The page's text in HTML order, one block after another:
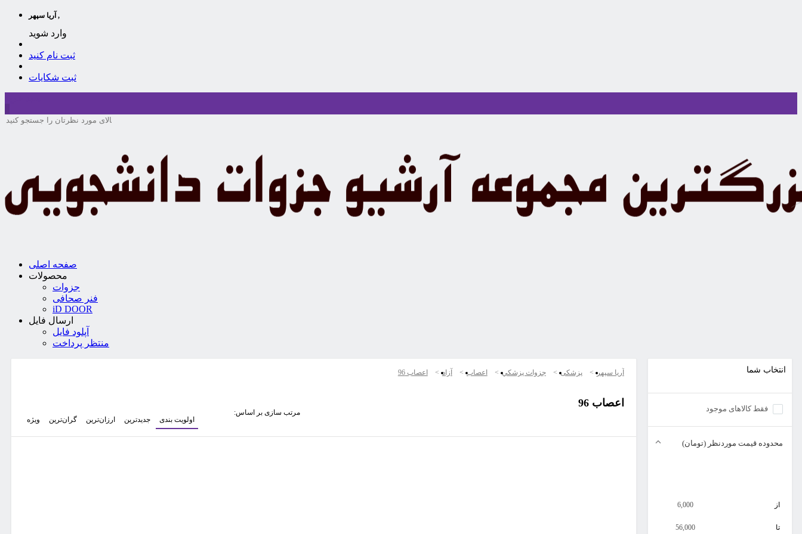
آریا سپهر ,
وارد شوید
ثبت نام کنید
ثبت شکایات
صفحه اصلی
محصولات
جزوات
فنر صحافی
iD DOOR
ارسال فایل
آپلود فایل
منتظر پرداخت
انتخاب شما
فقط کالاهای موجود
محدوده قیمت موردنظر (تومان)
از 6,000
تا 56,000
آریا سپهر پزشکی جزوات پزشكي اعصاب آزاد اعصاب 96
اعصاب 96
مرتب سازی بر اساس:
اولویت بندی
جدیدترین ارزان‌ترین گران‌ترین ویژه